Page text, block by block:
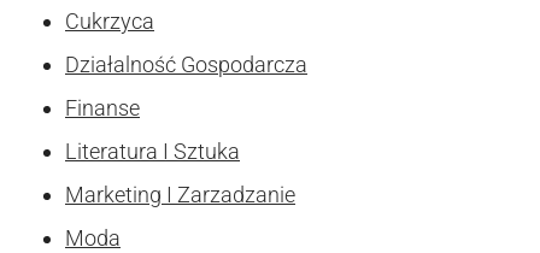
Cukrzyca
Działalność Gospodarcza
Finanse
Literatura I Sztuka
Marketing I Zarzadzanie
Moda